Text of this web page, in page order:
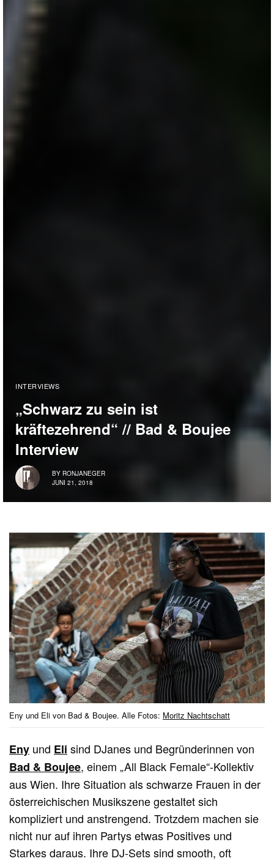
INTERVIEWS
„Schwarz zu sein ist
kräftezehrend“ // Bad & Boujee
Interview
BY RONJANEGER
JUNI 21, 2018
Eny und Eli von Bad & Boujee. Alle Fotos: Moritz Nachtschatt
Eny und Eli sind DJanes und Begründerinnen von
Bad & Boujee, einem „All Black Female“-Kollektiv
aus Wien. Ihre Situation als schwarze Frauen in der
österreichischen Musikszene gestaltet sich
kompliziert und anstrengend. Trotzdem machen sie
nicht nur auf ihren Partys etwas Positives und
Starkes daraus. Ihre DJ-Sets sind smooth, oft